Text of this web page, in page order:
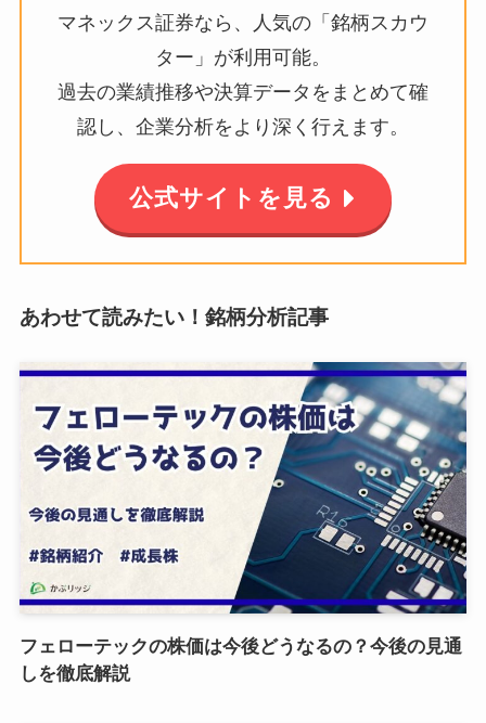
マネックス証券なら、人気の「銘柄スカウ
ター」が利用可能。
過去の業績推移や決算データをまとめて確
認し、企業分析をより深く行えます。
公式サイトを見る
あわせて読みたい！銘柄分析記事
フェローテックの株価は今後どうなるの？今後の見通
しを徹底解説